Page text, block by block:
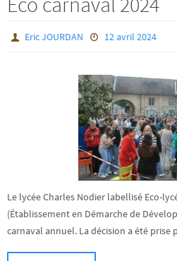
Eric JOURDAN 12 avril 2024
Le lycée Charles Nodier labellisé Eco-
(Établissement en Démarche de
carnaval annuel. La décision a été